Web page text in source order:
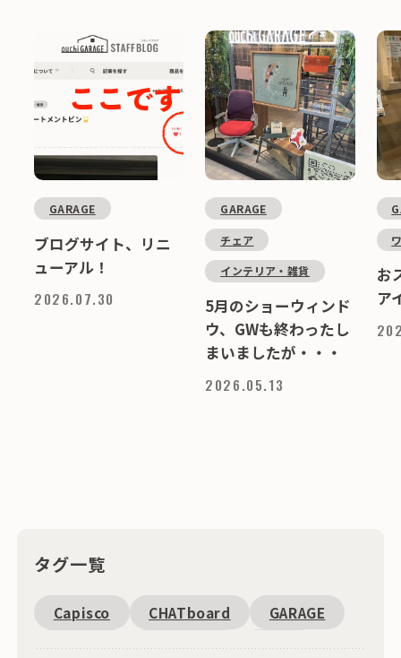
タグ一覧
Capisco CHATboard
GARAGE
Fantoni
恵比寿周辺
SDGs
GARAGE
ブログサイト、リニ
ューアル！
2026.07.30
GARAGE
チェア
インテリア・雑貨
5月のショーウィンド
ウ、GWも終わったし
まいましたが・・・
2026.05.13
お
ア